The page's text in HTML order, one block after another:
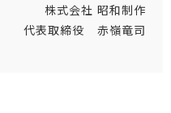
株式会社 昭和制作
代表取締役 赤嶺竜司